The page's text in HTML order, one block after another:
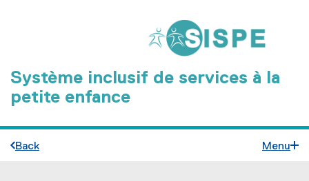
Système inclusif de services à la
petite enfance
Back Menu